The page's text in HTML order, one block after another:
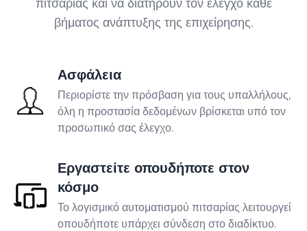
Ενσωματώσεις που διατηρούν
Λίστα ενσωματώσεων
Πάω
Φαρμακείο
Αρτοποιείο
Ζαχαροπλαστική
ΥΠΗΡΕΣΊΕΣ
Επιχείρηση
πιτσαρίας και να διατηρούν τον έλεγχο κάθε
βήματος ανάπτυξης της επιχείρησης.
Ασφάλεια
Περιορίστε την πρόσβαση για τους υπαλλήλους,
όλη η προστασία δεδομένων βρίσκεται υπό τον
προσωπικό σας έλεγχο.
Εργαστείτε οπουδήποτε στον
κόσμο
Το λογισμικό αυτοματισμού πιτσαρίας λειτουργεί
οπουδήποτε υπάρχει σύνδεση στο διαδίκτυο.